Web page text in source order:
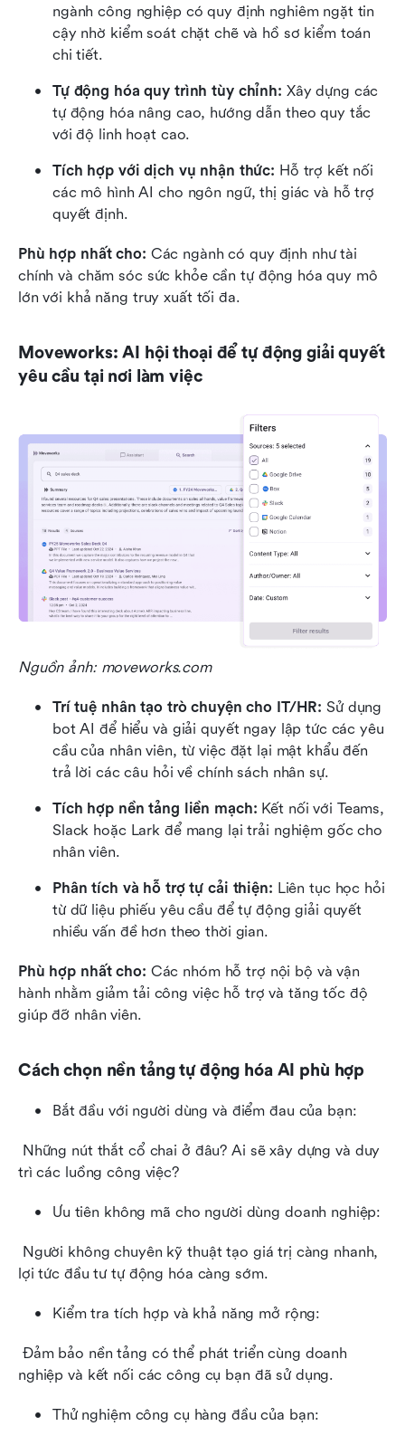
ngành công nghiệp có quy định nghiêm ngặt tin
cậy nhờ kiểm soát chặt chẽ và hồ sơ kiểm toán
chi tiết.
Tự động hóa quy trình tùy chỉnh: Xây dựng các
tự động hóa nâng cao, hướng dẫn theo quy tắc
với độ linh hoạt cao.
Tích hợp với dịch vụ nhận thức: Hỗ trợ kết nối
các mô hình AI cho ngôn ngữ, thị giác và hỗ trợ
quyết định.
Phù hợp nhất cho: Các ngành có quy định như tài
chính và chăm sóc sức khỏe cần tự động hóa quy mô
lớn với khả năng truy xuất tối đa.
Moveworks: AI hội thoại để tự động giải quyết
yêu cầu tại nơi làm việc
Nguồn ảnh: moveworks.com
Trí tuệ nhân tạo trò chuyện cho IT/HR: Sử dụng
bot AI để hiểu và giải quyết ngay lập tức các yêu
cầu của nhân viên, từ việc đặt lại mật khẩu đến
trả lời các câu hỏi về chính sách nhân sự.
Tích hợp nền tảng liền mạch: Kết nối với Teams,
Slack hoặc Lark để mang lại trải nghiệm gốc cho
nhân viên.
Phân tích và hỗ trợ tự cải thiện: Liên tục học hỏi
từ dữ liệu phiếu yêu cầu để tự động giải quyết
nhiều vấn đề hơn theo thời gian.
Phù hợp nhất cho: Các nhóm hỗ trợ nội bộ và vận
hành nhằm giảm tải công việc hỗ trợ và tăng tốc độ
giúp đỡ nhân viên.
Cách chọn nền tảng tự động hóa AI phù hợp
Bắt đầu với người dùng và điểm đau của bạn:
trì các luồng công việc?
Ưu tiên không mã cho người dùng doanh nghiệp:
lợi tức đầu tư tự động hóa càng sớm.
Kiểm tra tích hợp và khả năng mở rộng:
nghiệp và kết nối các công cụ bạn đã sử dụng.
Thử nghiệm công cụ hàng đầu của bạn: